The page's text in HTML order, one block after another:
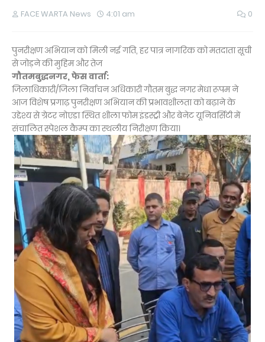
FACE WARTA News 4:01 am 0
पुनरीक्षण अभियान को मिली नई गति, हर पात्र नागरिक को मतदाता सूची
से जोड़ने की मुहिम और तेज
गौतमबुद्धनगर, फेस वार्ता:
जिलाधिकारी/जिला निर्वाचन अधिकारी गौतम बुद्ध नगर मेधा रूपम ने
आज विशेष प्रगाढ़ पुनरीक्षण अभियान की प्रभावशीलता को बढ़ाने के
उद्देश्य से ग्रेटर नोएडा स्थित शीला फोम इंडस्ट्री और बेनेट यूनिवर्सिटी में
संचालित स्पेशल कैम्प का स्थलीय निरीक्षण किया।